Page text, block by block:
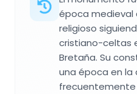
época
religioso
cristiano-celtas
Bretaña. Su
una época en la
frecuentemente